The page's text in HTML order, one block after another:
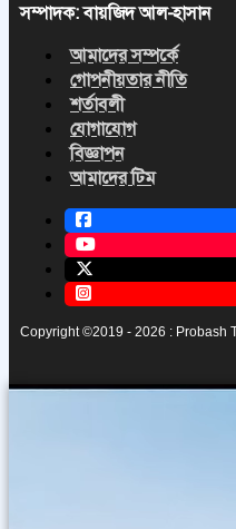
সম্পাদক: বায়জিদ আল-হাসান
আমাদের সম্পর্কে
গোপনীয়তার নীতি
শর্তাবলী
যোগাযোগ
বিজ্ঞাপন
আমাদের টিম
Copyright ©2019 - 2026 : Probash